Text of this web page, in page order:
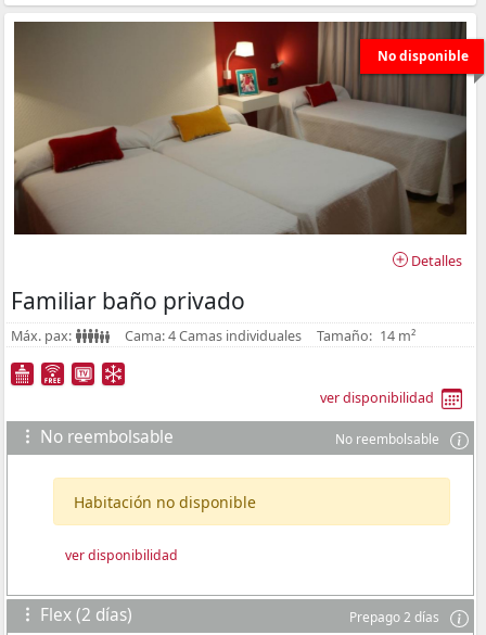
No disponible
Detalles
Familiar baño privado
Máx. pax: Cama: 4 Camas individuales Tamaño: 14 m²
ver disponibilidad
No reembolsable No reembolsable
Habitación no disponible
ver disponibilidad
Flex (2 días) Prepago 2 días